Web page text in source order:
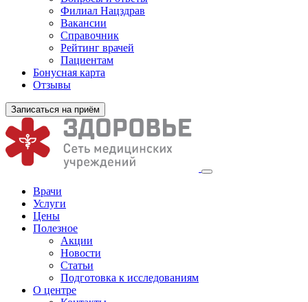
Филиал Нацздрав
Вакансии
Справочник
Рейтинг врачей
Пациентам
Бонусная карта
Отзывы
Записаться на приём
Врачи
Услуги
Цены
Полезное
Акции
Новости
Статьи
Подготовка к исследованиям
О центре